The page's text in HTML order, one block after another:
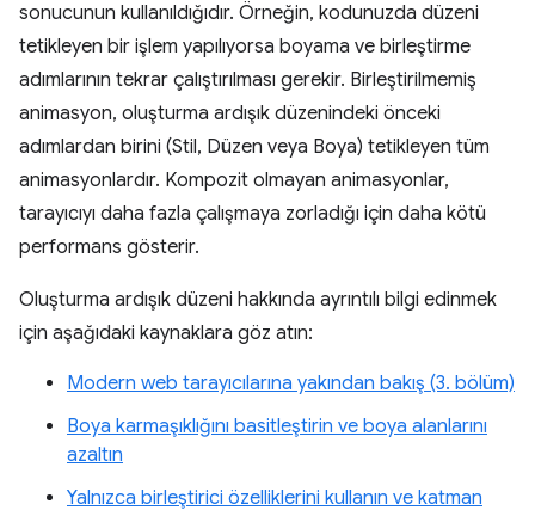
sonucunun kullanıldığıdır. Örneğin, kodunuzda düzeni
tetikleyen bir işlem yapılıyorsa boyama ve birleştirme
adımlarının tekrar çalıştırılması gerekir. Birleştirilmemiş
animasyon, oluşturma ardışık düzenindeki önceki
adımlardan birini (Stil, Düzen veya Boya) tetikleyen tüm
animasyonlardır. Kompozit olmayan animasyonlar,
tarayıcıyı daha fazla çalışmaya zorladığı için daha kötü
performans gösterir.
Oluşturma ardışık düzeni hakkında ayrıntılı bilgi edinmek
için aşağıdaki kaynaklara göz atın:
Modern web tarayıcılarına yakından bakış (3. bölüm)
Boya karmaşıklığını basitleştirin ve boya alanlarını
azaltın
Yalnızca birleştirici özelliklerini kullanın ve katman